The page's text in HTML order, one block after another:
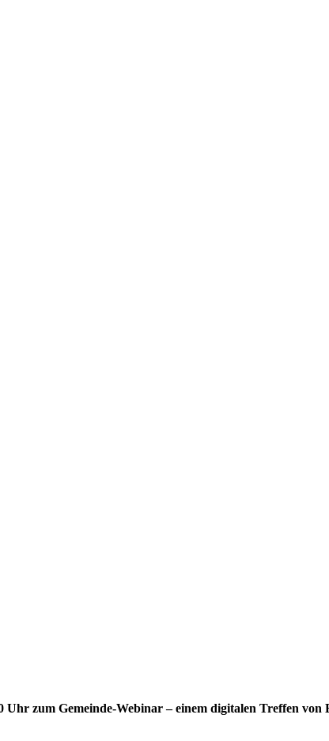
zum Gemeinde-Webinar – einem digitalen Treffen